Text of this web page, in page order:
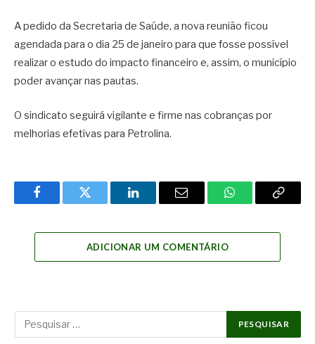
A pedido da Secretaria de Saúde, a nova reunião ficou
agendada para o dia 25 de janeiro para que fosse possível
realizar o estudo do impacto financeiro e, assim, o município
poder avançar nas pautas.
O sindicato seguirá vigilante e firme nas cobranças por
melhorias efetivas para Petrolina.
FacebookTwitter LinkedInEmail WhatsAppCopy
ADICIONAR UM COMENTÁRIO